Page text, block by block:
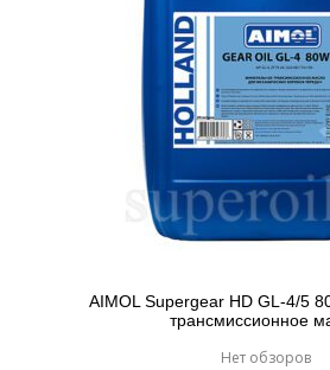
AIMOL Supergear HD GL-4/5
трансмиссионное
Нет обзоров